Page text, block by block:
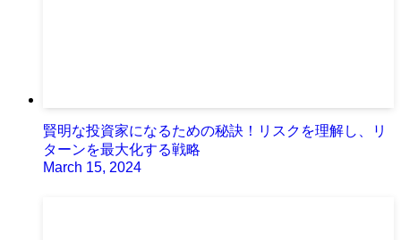
賢明な投資家になるための秘訣！リスクを理解し、リ
ターンを最大化する戦略
March 15, 2024